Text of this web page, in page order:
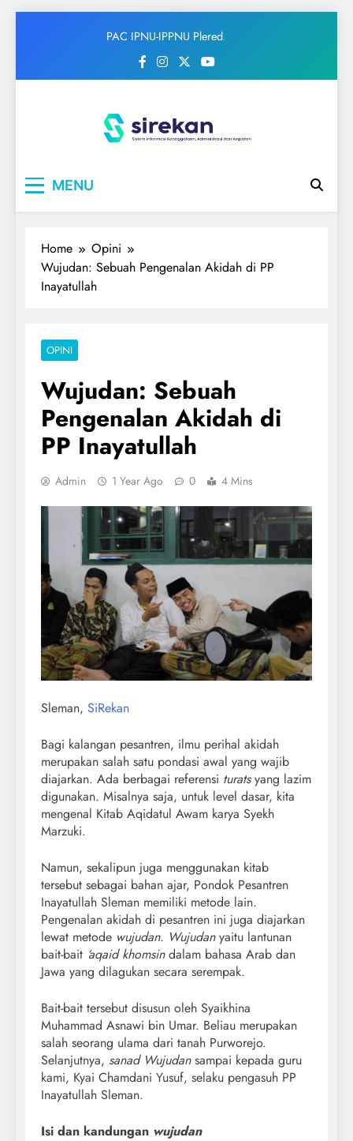
PAC IPNU-IPPNU Plered
Bersama Sambut Maulid
MENU
Home
Opini
Wujudan: Sebuah Pengenalan Akidah di PP
Inayatullah
OPINI
Wujudan: Sebuah
Pengenalan Akidah di
PP Inayatullah
Admin 1 Year Ago 0 4 Mins
Sleman, SiRekan
Bagi kalangan pesantren, ilmu perihal akidah
merupakan salah satu pondasi awal yang wajib
diajarkan. Ada berbagai referensi turatsyang lazim
digunakan. Misalnya saja, untuk level dasar, kita
mengenal Kitab Aqidatul Awam karya Syekh
Marzuki.
Namun, sekalipun juga menggunakan kitab
tersebut sebagai bahan ajar, Pondok Pesantren
Inayatullah Sleman memiliki metode lain.
Pengenalan akidah di pesantren ini juga diajarkan
lewat metode wujudan. Wujudanyaitu lantunan
bait-bait ‘aqaid khomsindalam bahasa Arab dan
Jawa yang dilagukan secara serempak.
Bait-bait tersebut disusun oleh Syaikhina
Muhammad Asnawi bin Umar. Beliau merupakan
salah seorang ulama dari tanah Purworejo.
Selanjutnya, sanad Wujudansampai kepada guru
kami, Kyai Chamdani Yusuf, selaku pengasuh PP
Inayatullah Sleman.
Isi dan kandungan wujudan